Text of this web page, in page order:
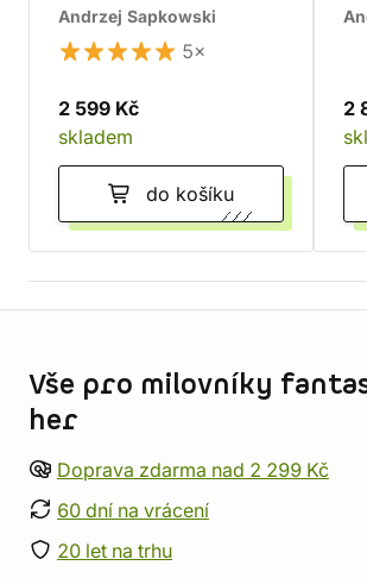
Andrzej Sapkowski
5×
2 599 Kč
skladem
do košíku
2
Vše pro milovníky
her
Doprava zdarma nad 2 299 Kč
60 dní na vrácení
20 let na trhu